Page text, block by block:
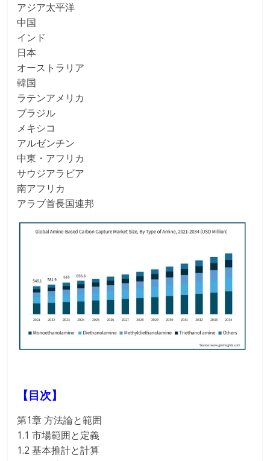
アジア太平洋
中国
インド
日本
オーストラリア
韓国
ラテンアメリカ
ブラジル
メキシコ
アルゼンチン
中東・アフリカ
サウジアラビア
南アフリカ
アラブ首長国連邦
【目次】
第1章 方法論と範囲
1.1 市場範囲と定義
1.2 基本推計と計算